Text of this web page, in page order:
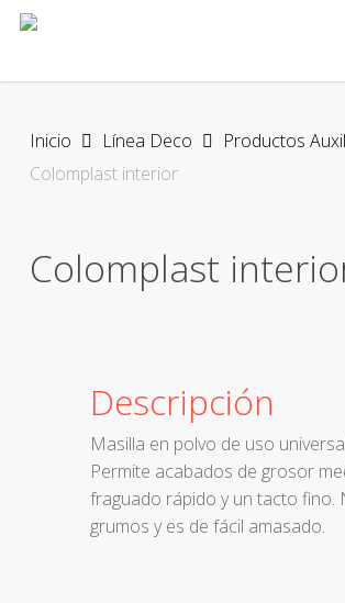
Skip
Inicio Línea Deco
Productos
Colomplast interior
Colomplast
Descripción
Masilla en polvo de uso
Permite acabados de grosor
fraguado rápido y un tacto fino.
grumos y es de fácil amasado.